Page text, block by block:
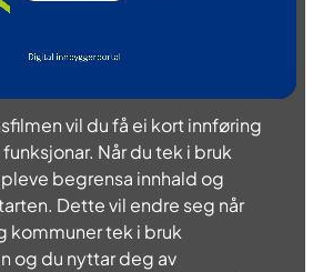
p
e
l
a
v
vil du få ei kort innføring
Når du tek i bruk
begrensa innhald og
Dette vil endre seg når
kommuner tek i bruk
og du nyttar deg av